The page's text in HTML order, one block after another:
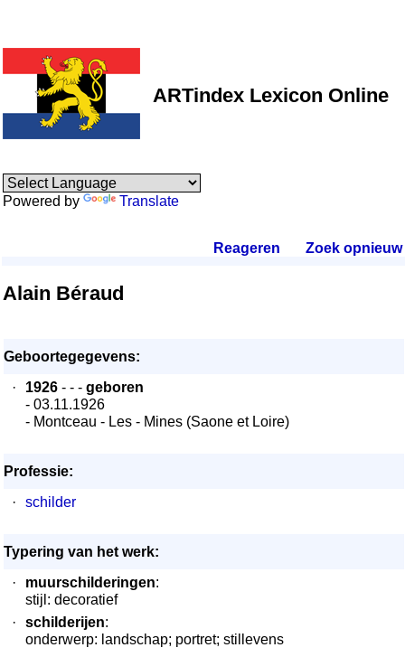
ARTindex Lexicon Online
Powered by Translate
Reageren Zoek opnieuw.
Alain Béraud
Geboortegegevens:
·
1926 - - - geboren
- 03.11.1926
- Montceau - Les - Mines (Saone et Loire)
Professie:
·
schilder
Typering van het werk:
·
muurschilderingen:
stijl: decoratief
·
schilderijen:
onderwerp: landschap; portret; stillevens